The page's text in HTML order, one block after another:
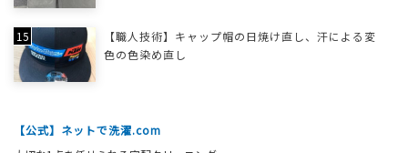
【職人技術】キャップ帽の日焼け直し、汗による変
色の色染め直し
【公式】ネットで洗濯.com